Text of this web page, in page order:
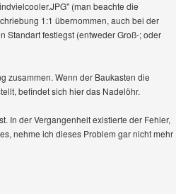
(man beachte die
1:1 übernommen, auch bei der
Standart festlegst (entweder Groß-; oder
zusammen. Wenn der Baukasten die
befindet sich hier das Nadelöhr.
In der Vergangenheit existierte der Fehler,
nehme ich dieses Problem gar nicht mehr